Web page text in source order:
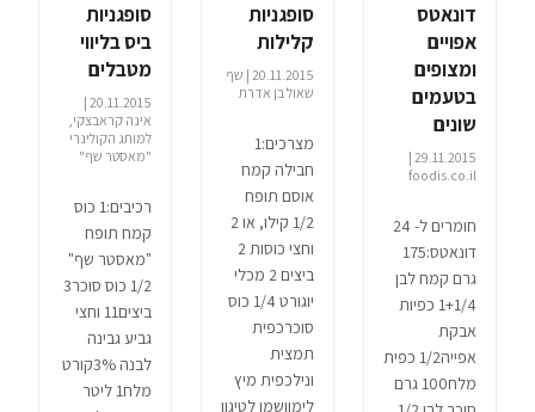
דונאטס
אפויים
ומצופים
בטעמים
שונים
29.11.2015 |
foodis.co.il
חומרים ל- 24
דונאטס:175
גרם קמח לבן
1+1/4 כפיות
אבקת
אפייה1/2 כפית
מלח100 גרם
סופגניות
קלילות
20.11.2015 | שף
שאול בן אדרת
מצרכים:1
חבילה קמח
אוסם תופח
1/2 קילו, או 2
וחצי כוסות 2
ביצים 2 מכלי
יוגורט 1/4 כוס
סוכרכפית
תמצית
ונילכפית מיץ
לימוןשמן לטיגון
סופגניות
ביס בליווי
מטבלים
20.11.2015 |
אינה קראבצקי,
למותג הקולינרי
"מאסטר שף"
רכיבים:1 כוס
קמח תופח
"מאסטר שף"
1/2 כוס סוכר3
ביצים11 וחצי
גביע גבינה
לבנה 3%קורט
מלח1 ליטר